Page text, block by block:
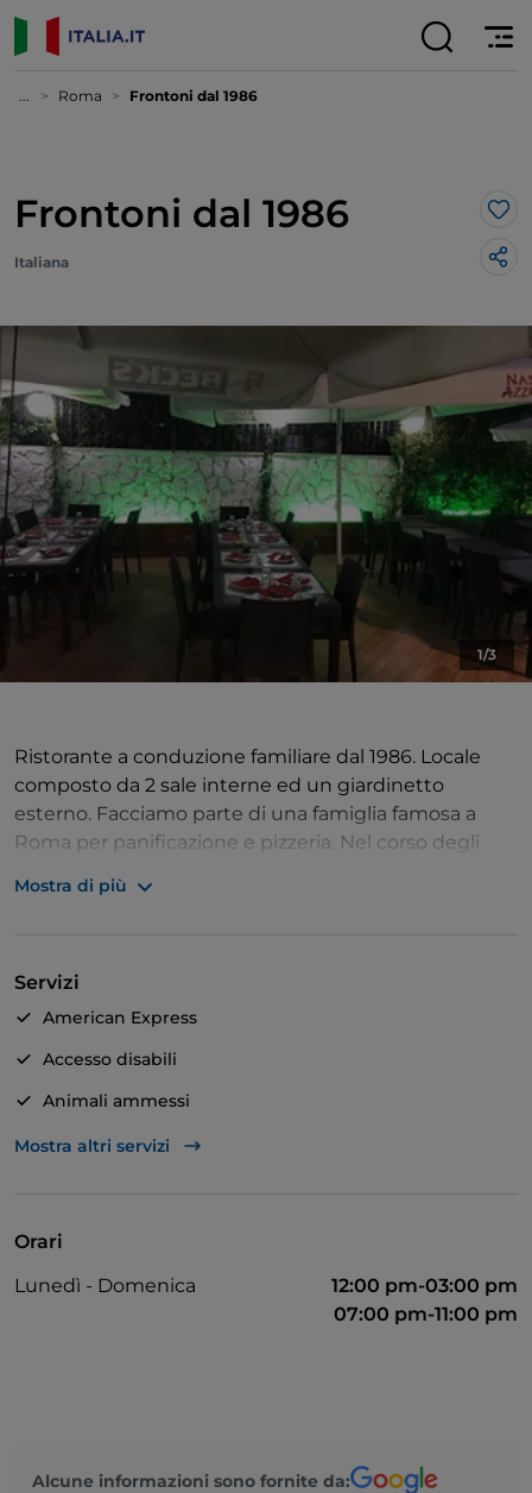
... Roma Frontoni dal 1986
Frontoni dal 1986
Italiana
1/3
Ristorante a conduzione familiare dal 1986. Locale
composto da 2 sale interne ed un giardinetto
esterno. Facciamo parte di una famiglia famosa a
Roma per panificazione e pizzeria. Nel corso degli
a tutto tondo.
Mostra di più
Servizi
American Express
Accesso disabili
Animali ammessi
Asporto
Non fumatori
Mostra altri servizi
Orari
Lunedì - Domenica
12:00 pm-03:00 pm
07:00 pm-11:00 pm
Alcune informazioni sono fornite da: